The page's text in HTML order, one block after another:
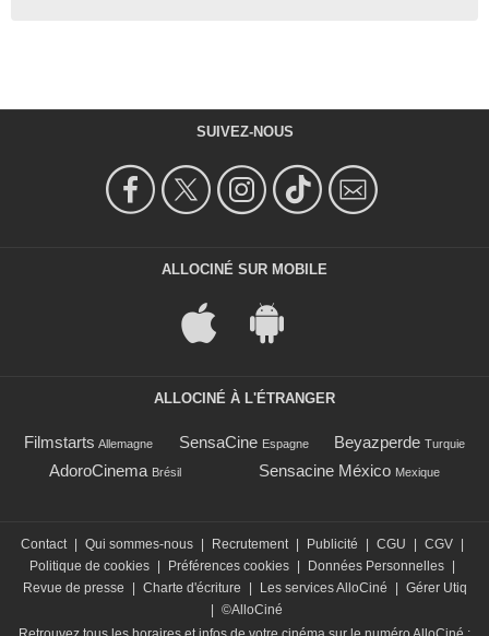
SUIVEZ-NOUS
ALLOCINÉ SUR MOBILE
ALLOCINÉ À L'ÉTRANGER
Filmstarts Allemagne SensaCine Espagne Beyazperde Turquie
AdoroCinema Brésil Sensacine México Mexique
Contact | Qui sommes-nous | Recrutement | Publicité | CGU | CGV |
Politique de cookies | Préférences cookies | Données Personnelles |
Revue de presse
| Charte d'écriture | Les services AlloCiné | Gérer Utiq
| ©AlloCiné